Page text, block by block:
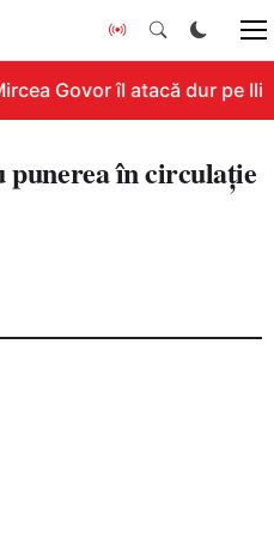
Govor îl atacă dur pe
în circulație